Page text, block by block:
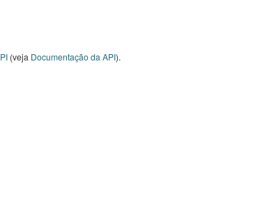
(veja Documentação da API).